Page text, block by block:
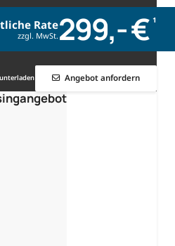
Rate
zzgl. MwSt. 299,- € 1
Angebot anfordern